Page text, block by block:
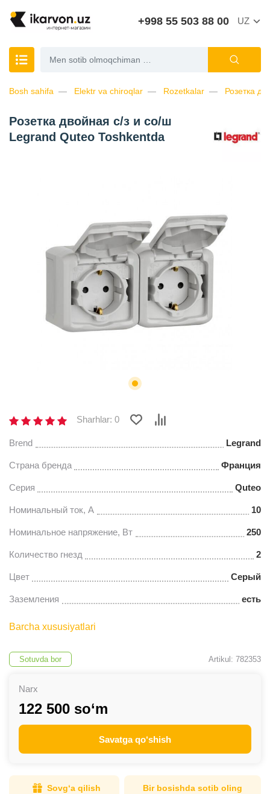
+998 55 503 88 00 UZ
Bosh sahifa Elektr va chiroqlar Rozetkalar Розетка
Розетка двойная с/з и со/ш
Legrand Quteo Toshkentda
Sharhlar: 0
Brend Legrand
Страна бренда Франция
Серия Quteo
Нoминальный ток, A 10
Номинальное напряжение, Вт 250
Количество гнезд 2
Цвeт Серый
Заземления есть
Barcha xususiyatlari
Sotuvda bor Artikul: 782353
Narx
122 500 so‘m
Savatga qo‘shish
Sovg‘a qilish Bir bosishda sotib oling